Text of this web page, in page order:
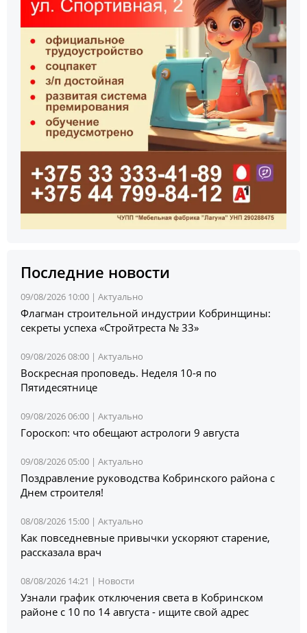
Последние новости
09/08/2026 10:00 | Актуально
Флагман строительной индустрии Кобринщины:
секреты успеха «Стройтреста № 33»
09/08/2026 08:00 | Актуально
Воскресная проповедь. Неделя 10-я по
Пятидесятнице
09/08/2026 06:00 | Актуально
Гороскоп: что обещают астрологи 9 августа
09/08/2026 05:00 | Актуально
Поздравление руководства Кобринского района с
Днем строителя!
08/08/2026 15:00 | Актуально
Как повседневные привычки ускоряют старение,
рассказала врач
08/08/2026 14:21 | Новости
Узнали график отключения света в Кобринском
районе с 10 по 14 августа - ищите свой адрес